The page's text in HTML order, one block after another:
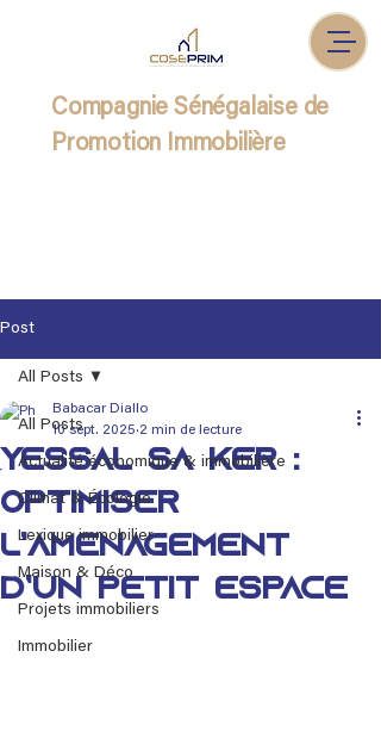
Compagnie Sénégalaise de
Promotion Immobilière
Post
All Posts
Actualité économique & immobilière
Climat & Écologie
Lexique immobilier
Maison & Déco
Projets immobiliers
Immobilier
All Posts
Yessal sa kër :
Optimiser
l’aménagement
d’un petit espace
Babacar Diallo
10 sept. 2025 2 min de lecture